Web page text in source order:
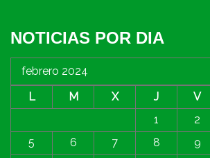
NOTICIAS POR DIA
febrero 2024
L
M X J V
1
2
5
6 7 8 9